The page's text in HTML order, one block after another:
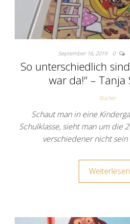
September 16, 2019 0
So unterschiedlich
war da!“ – Tanja
Bücher
Schaut man in eine
Schulklasse, sieht man um die
verschiedener nicht
Weiterlesen